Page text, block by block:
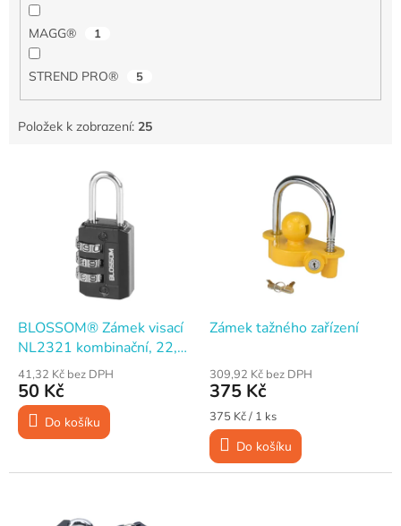
MAGG® 1
STREND PRO® 5
Položek k zobrazení: 25
BLOSSOM® Zámek visací
NL2321 kombinační, 22,1
mm, trojmístný kód
41,32 Kč bez DPH
50 Kč
Do košíku
Zámek tažného zařízení
309,92 Kč bez DPH
375 Kč
Měrná
cena:
375 Kč / 1 ks
Do košíku